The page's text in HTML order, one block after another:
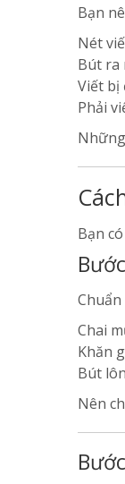
Bạn
Nét
Bút ra
Viết
Phải
Bạn
Chuẩn
Chai
Khăn
Bút
Nên